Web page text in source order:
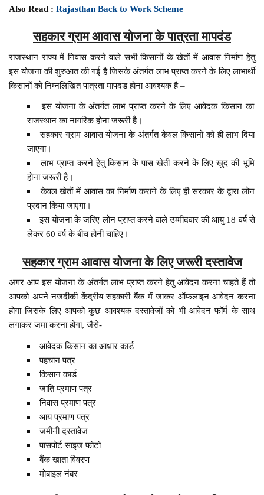
Also Read :Rajasthan Back to Work Scheme
सहकार ग्राम आवास योजना के पात्रता मापदंड
राजस्थान राज्य में निवास करने वाले सभी किसानों के खेतों में आवास निर्माण हेतु
इस योजना की शुरुआत की गई है जिसके अंतर्गत लाभ प्राप्त करने के लिए लाभार्थी
किसानों को निम्नलिखित पात्रता मापदंड होना आवश्यक है –
इस योजना के अंतर्गत लाभ प्राप्त करने के लिए आवेदक किसान का
राजस्थान का नागरिक होना जरूरी है।
सहकार ग्राम आवास योजना के अंतर्गत केवल किसानों को ही लाभ दिया
जाएगा।
लाभ प्राप्त करने हेतु किसान के पास खेती करने के लिए खुद की भूमि
होना जरूरी है।
केवल खेतों में आवास का निर्माण कराने के लिए ही सरकार के द्वारा लोन
प्रदान किया जाएगा।
इस योजना के जरिए लोन प्राप्त करने वाले उम्मीदवार की आयु 18 वर्ष से
लेकर 60 वर्ष के बीच होनी चाहिए।
सहकार ग्राम आवास योजना के लिए जरूरी दस्तावेज
अगर आप इस योजना के अंतर्गत लाभ प्राप्त करने हेतु आवेदन करना चाहते हैं तो
आपको अपने नजदीकी केंद्रीय सहकारी बैंक में जाकर ऑफलाइन आवेदन करना
होगा जिसके लिए आपको कुछ आवश्यक दस्तावेजों को भी आवेदन फॉर्म के साथ
लगाकर जमा करना होगा, जैसे-
आवेदक किसान का आधार कार्ड
पहचान पत्र
किसान कार्ड
जाति प्रमाण पत्र
निवास प्रमाण पत्र
आय प्रमाण पत्र
जमीनी दस्तावेज
पासपोर्ट साइज फोटो
बैंक खाता विवरण
मोबाइल नंबर